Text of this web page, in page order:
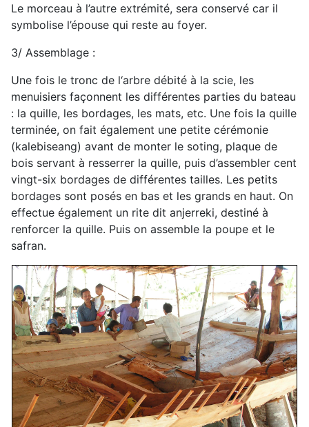
Le morceau à l’autre extrémité, sera conservé car il
symbolise l’épouse qui reste au foyer.
3/ Assemblage :
Une fois le tronc de l‘arbre débité à la scie, les
menuisiers façonnent les différentes parties du bateau
: la quille, les bordages, les mats, etc. Une fois la quille
terminée, on fait également une petite cérémonie
(kalebiseang) avant de monter le soting, plaque de
bois servant à resserrer la quille, puis d’assembler cent
vingt-six bordages de différentes tailles. Les petits
bordages sont posés en bas et les grands en haut. On
effectue également un rite dit anjerreki, destiné à
renforcer la quille. Puis on assemble la poupe et le
safran.